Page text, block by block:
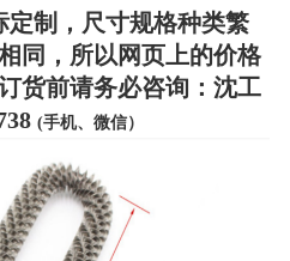
定制，尺寸规格种类繁
同，所以网页上的价格
货前请务必咨询：沈工
(手机、微信）